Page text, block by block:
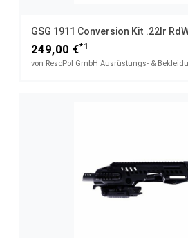
GSG 1911 Conversion Kit .22lr
249,00 €*1
von RescPol GmbH Ausrüstungs- &